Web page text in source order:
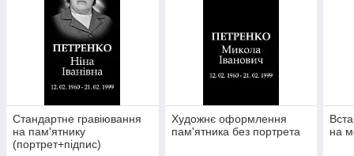
Стандартне гравіювання
на пам'ятнику
(портрет+підпис)
Художнє оформлення
пам'ятника без портрета
на